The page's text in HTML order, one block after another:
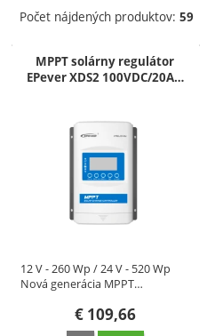
Victron Energy
Extra
Počet nájdených produktov: 59
Produkty
MPPT solárny regulátor
EPever XDS2 100VDC/20A…
12 V - 260 Wp / 24 V - 520 Wp
Nová generácia MPPT…
€ 109,66